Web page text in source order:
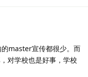
master宣传都很少。而
对学校也是好事，学校